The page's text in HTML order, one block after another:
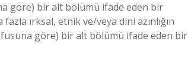
göre) bir alt bölümü ifade eden bir
ırksal, etnik ve/veya dini azınlığın
göre) bir alt bölümü ifade eden bir